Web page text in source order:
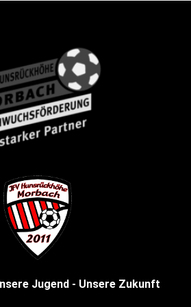
Jugend - Unsere Zukunft